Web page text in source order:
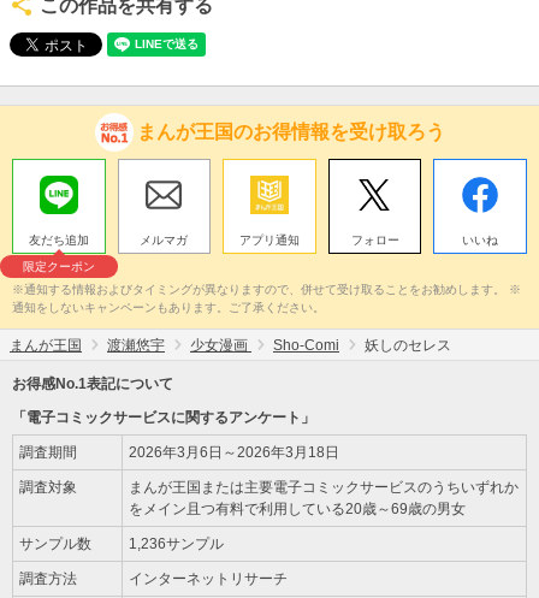
この作品を共有する
まんが王国のお得情報を受け取ろう
友だち追加
限定クーポン
メルマガ アプリ通知 フォロー いいね
※通知する情報およびタイミングが異なりますので、併せて受け取ることをお勧めします。 ※
通知をしないキャンペーンもあります。ご了承ください。
まんが王国 渡瀬悠宇 少女漫画 Sho-Comi 妖しのセレス
お得感No.1表記について
「電子コミックサービスに関するアンケート」
調査期間 2026年3月6日～2026年3月18日
調査対象
まんが王国または主要電子コミックサービスのうちいずれか
をメイン且つ有料で利用している20歳～69歳の男女
サンプル数 1,236サンプル
調査方法 インターネットリサーチ